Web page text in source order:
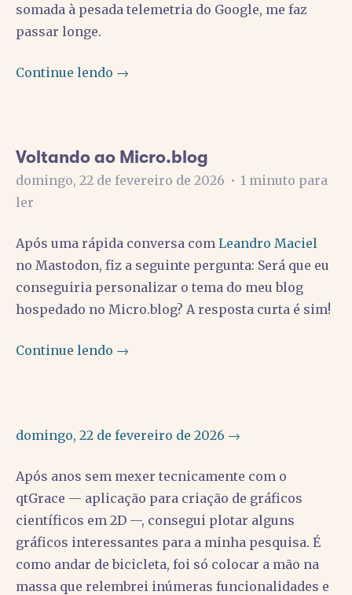
somada à pesada telemetria do Google, me faz
passar longe.
Continue lendo →
Voltando ao Micro.blog
domingo, 22 de fevereiro de 2026 • 1 minuto para
ler
Após uma rápida conversa com Leandro Maciel
no Mastodon, fiz a seguinte pergunta: Será que eu
conseguiria personalizar o tema do meu blog
hospedado no Micro.blog? A resposta curta é sim!
Continue lendo →
domingo, 22 de fevereiro de 2026 →
Após anos sem mexer tecnicamente com o
qtGrace — aplicação para criação de gráficos
científicos em 2D —, consegui plotar alguns
gráficos interessantes para a minha pesquisa. É
como andar de bicicleta, foi só colocar a mão na
massa que relembrei inúmeras funcionalidades e